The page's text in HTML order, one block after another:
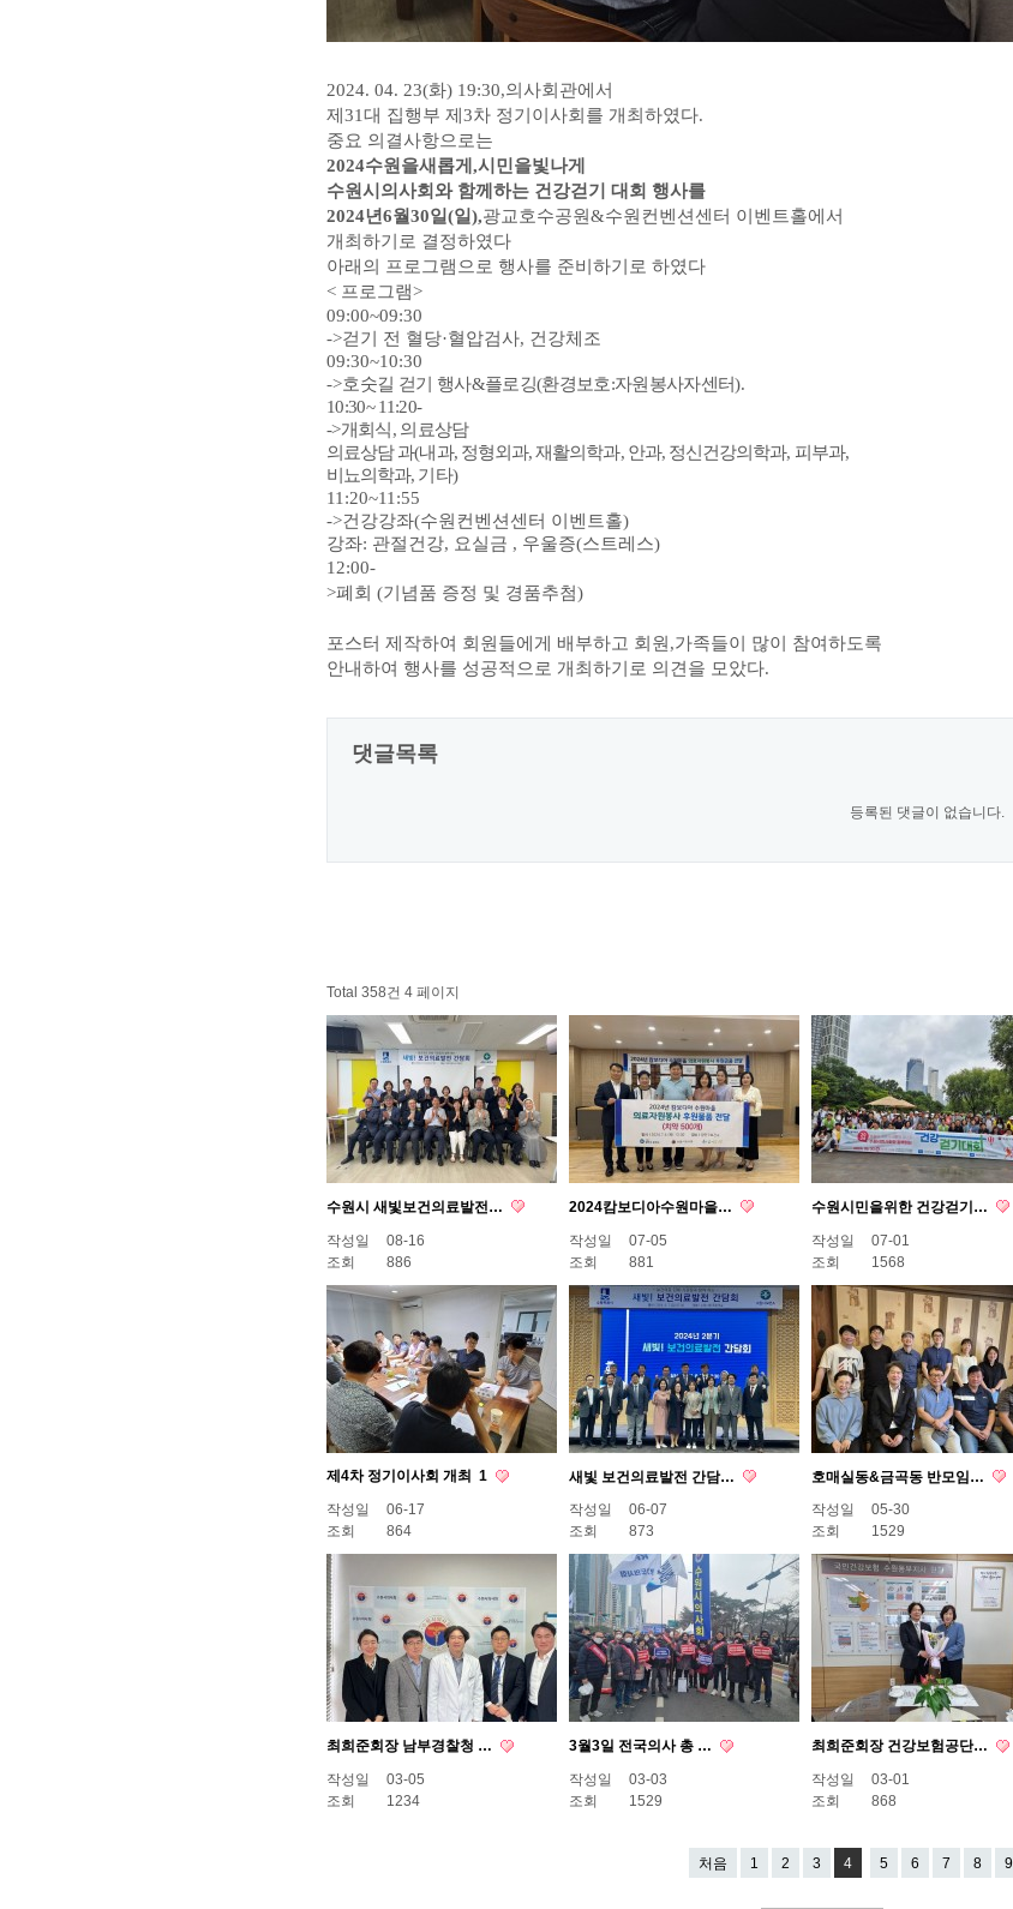
2024. 04. 23(화) 19:30,의사회관에서
제31대 집행부 제3차 정기이사회를 개최하였다.
중요 의결사항으로는
2024수원을새롭게 ,시민을빛나게
수원시의사회와 함께하는 건강걷기 대회 행사를
2024년6월30일(일),광교호수공원&수원컨벤션센터 이벤트홀에서
개최하기로 결정하였다​
아래의 프로그램으로 행사를 준비하기로 하였다
< 프로그램>
09:00~09:30
->걷기 전 혈당·혈압검사, 건강체조
09:30~10:30
->호숫길 걷기 행사&플로깅(환경보호:자원봉사자센터).
10:30~ 11:20-
->개회식, 의료상담
의료상담 과(내과, 정형외과,재활의학과, 안과, 정신건강의학과, 피부과,
비뇨의학과, 기타)
11:20~11:55
->건강강좌(수원컨벤션센터 이벤트홀)
강좌: 관절건강, 요실금 , 우울증(스트레스)
12:00-
>폐회 (기념품 증정 및 경품추첨)
포스터 제작하여 회원들에게 배부하고 회원,가족들이 많이 참여하도록
안내하여 행사를 성공적으로 개최하기로 의견을 모았다.
댓글목록
등록된 댓글이 없습니다.
Total 358건 4 페이지
수원시 새빛보건의료발전…
작성일
08-16
조회
886
2024캄보디아수원마을…
작성일
07-05
조회
881
수원시민을위한 건강걷기…
작성일
07-01
조회
1568
제4차 정기이사회 개최 1
작성일
06-17
조회
864
새빛 보건의료발전 간담…
작성일
06-07
조회
873
호매실동&금곡동 반모임…
작성일
05-30
조회
1529
최희준회장 남부경찰청 …
작성일
03-05
조회
1234
3월3일 전국의사 총 …
작성일
03-03
조회
1529
최희준회장 건강보험공단…
작성일
03-01
조회
868
처음 1 2 3 4 5 6 7 8 9